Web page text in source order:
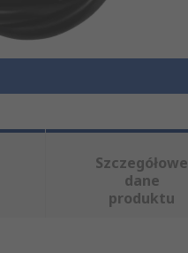
Szczegółowe
dane
produktu